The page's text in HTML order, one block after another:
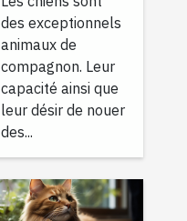
votre
journée ?
des exceptionnels
animaux de
compagnon. Leur
capacité ainsi que
leur désir de nouer
des...